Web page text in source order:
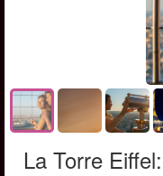
La Torre